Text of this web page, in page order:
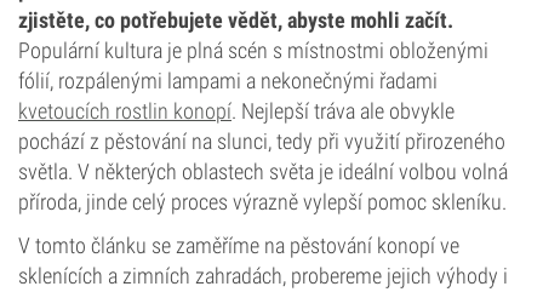
zjistěte, co potřebujete vědět, abyste mohli začít.
Populární kultura je plná scén s místnostmi obloženými
fólií, rozpálenými lampami a nekonečnými řadami
kvetoucích rostlin konopí. Nejlepší tráva ale obvykle
pochází z pěstování na slunci, tedy při využití přirozeného
světla. V některých oblastech světa je ideální volbou volná
příroda, jinde celý proces výrazně vylepší pomoc skleníku.
V tomto článku se zaměříme na pěstování konopí ve
sklenících a zimních zahradách, probereme jejich výhody i